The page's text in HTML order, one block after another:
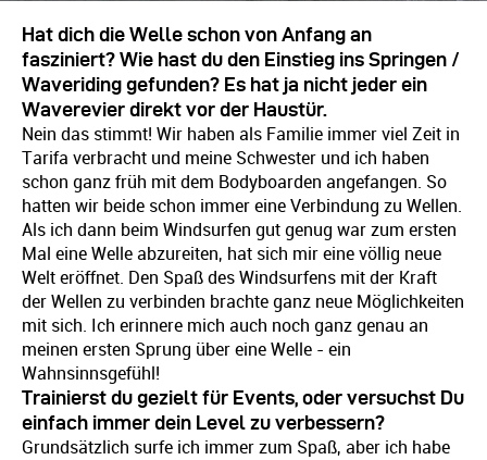
Hat dich die Welle schon von Anfang an
fasziniert? Wie hast du den Einstieg ins Springen /
Waveriding gefunden? Es hat ja nicht jeder ein
Waverevier direkt vor der Haustür.
Nein das stimmt! Wir haben als Familie immer viel Zeit in
Tarifa verbracht und meine Schwester und ich haben
schon ganz früh mit dem Bodyboarden angefangen. So
hatten wir beide schon immer eine Verbindung zu Wellen.
Als ich dann beim Windsurfen gut genug war zum ersten
Mal eine Welle abzureiten, hat sich mir eine völlig neue
Welt eröffnet. Den Spaß des Windsurfens mit der Kraft
der Wellen zu verbinden brachte ganz neue Möglichkeiten
mit sich. Ich erinnere mich auch noch ganz genau an
meinen ersten Sprung über eine Welle - ein
Wahnsinnsgefühl!
Trainierst du gezielt für Events, oder versuchst Du
einfach immer dein Level zu verbessern?
Grundsätzlich surfe ich immer zum Spaß, aber ich habe